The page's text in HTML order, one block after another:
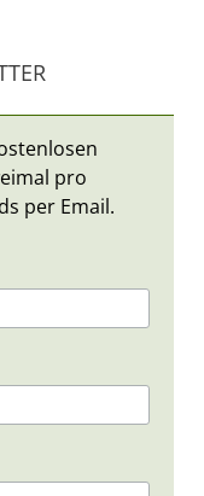
pro
per Email.